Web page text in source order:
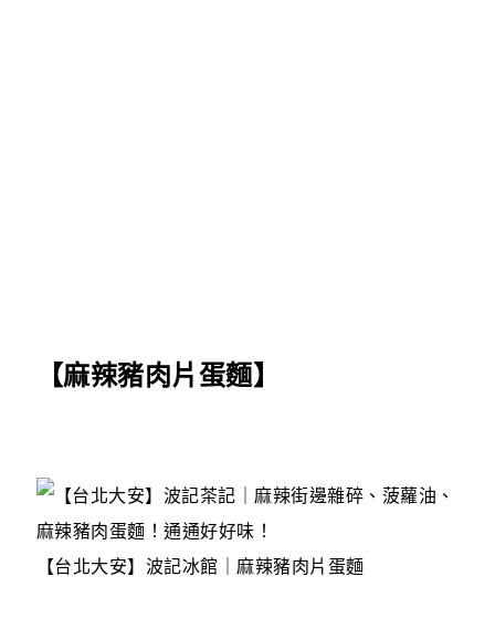
【麻辣豬肉片蛋麵】
【台北大安】波記冰館｜麻辣豬肉片蛋麵